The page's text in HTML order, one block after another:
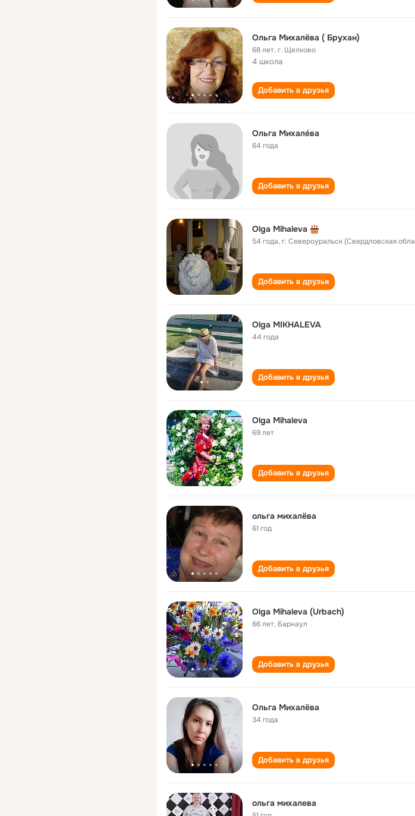
Ольга Михалёва ( Брухан)
68 лет,г. Щелково
4 школа
Добавить в друзья
Ольга Михале́ва
64 года
Добавить в друзья
Olga Mihaleva
54 года,г. Североуральск (Свердловская
Добавить в друзья
Olga MIKHALEVA
44 года
Добавить в друзья
Olga Mihaleva
69 лет
Добавить в друзья
ольга михалёва
61 год
Добавить в друзья
Olga Mihaleva (Urbach)
66 лет, Барнаул
Добавить в друзья
Ольга Михалёва
34 года
Добавить в друзья
ольга михалева